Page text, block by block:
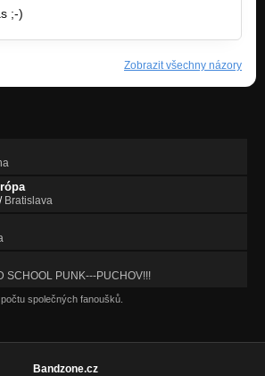
;-)
Zobrazit všechny názory
/ Bratislava
SCHOOL PUNK---PUCHOV!!!
společných fanoušků.
Bandzone.cz